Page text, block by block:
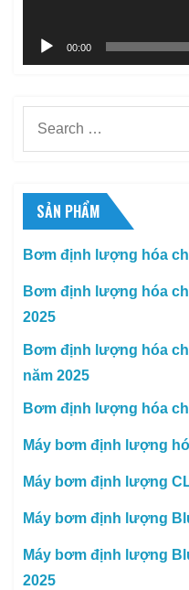
00:00
SẢN PHẨM
Bơm định lượng hóa
Bơm định lượng hóa
2025
Bơm định lượng hóa
năm 2025
Bơm định lượng hóa
Máy bơm định lượng
Máy bơm định lượng
Máy bơm định lượng
Máy bơm định lượng
2025